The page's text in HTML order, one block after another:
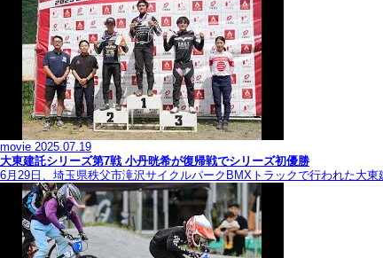
movie 2025.07.19
大東建託シリーズ第7戦 ⼩丹晄希が復帰戦でシリーズ初優勝
6月29日、埼玉県秩父市滝沢サイクルパークBMXトラックで行われた大